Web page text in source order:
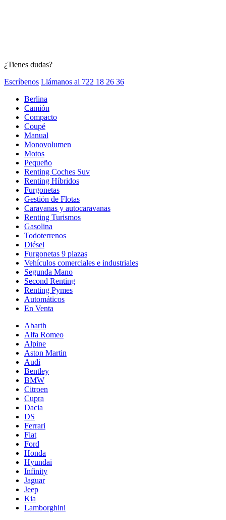
¿Tienes dudas?
Escríbenos Llámanos al 722 18 26 36
Berlina
Camión
Compacto
Coupé
Manual
Monovolumen
Motos
Pequeño
Renting Coches Suv
Renting Híbridos
Furgonetas
Gestión de Flotas
Caravanas y autocaravanas
Renting Turismos
Gasolina
Todoterrenos
Diésel
Furgonetas 9 plazas
Vehículos comerciales e industriales
Segunda Mano
Second Renting
Renting Pymes
Automáticos
En Venta
Abarth
Alfa Romeo
Alpine
Aston Martin
Audi
Bentley
BMW
Citroen
Cupra
Dacia
DS
Ferrari
Fiat
Ford
Honda
Hyundai
Infinity
Jaguar
Jeep
Kia
Lamborghini